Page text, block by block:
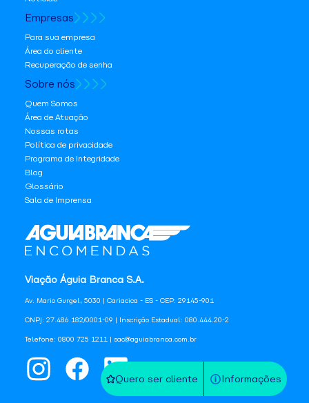
Quero ser cliente Informações
Viação Águia Branca S.A.
Av. Mario Gurgel, 5030 | Cariacica - ES - CEP: 29145-901
CNPJ: 27.486.182/0001-09 | Inscrição Estadual: 080.444.20-2
Telefone: 0800 725 1211 | sac@aguiabranca.com.br
Empresas
Para sua empresa
Área do cliente
Recuperação de senha
Sobre nós
Quem Somos
Área de Atuação
Nossas rotas
Política de privacidade
Programa de Integridade
Blog
Glossário
Sala de Imprensa